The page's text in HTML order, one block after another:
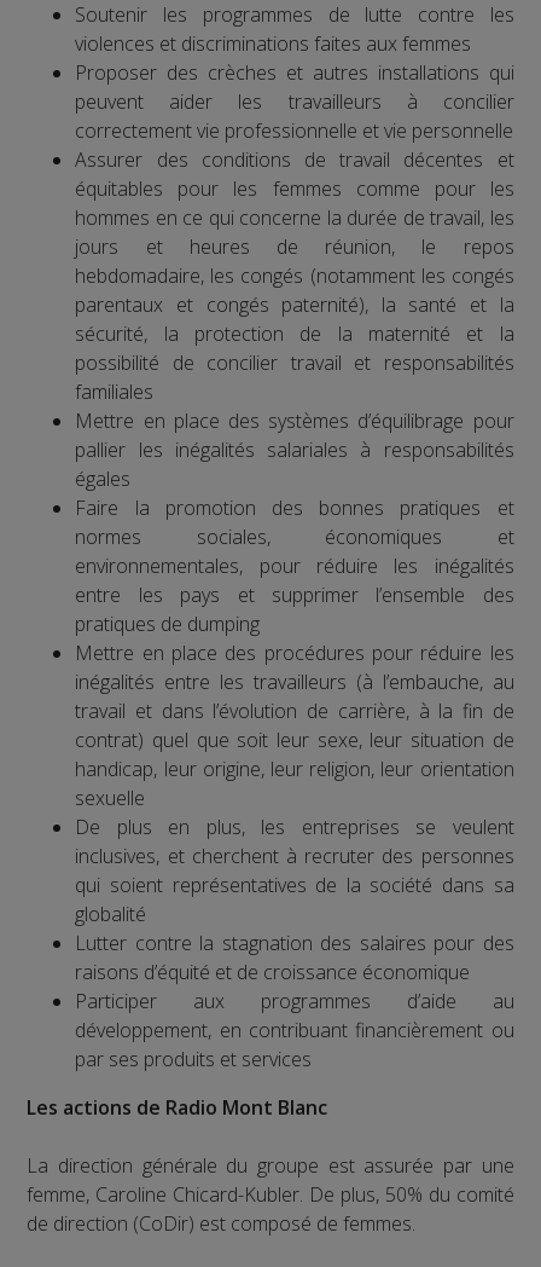
Soutenir les programmes de lutte contre les
violences et discriminations faites aux femmes
Proposer des crèches et autres installations qui
peuvent aider les travailleurs à concilier
correctement vie professionnelle et vie personnelle
Assurer des conditions de travail décentes et
équitables pour les femmes comme pour les
hommes en ce qui concerne la durée de travail, les
jours et heures de réunion, le repos
hebdomadaire, les congés (notamment les congés
parentaux et congés paternité), la santé et la
sécurité, la protection de la maternité et la
possibilité de concilier travail et responsabilités
familiales
Mettre en place des systèmes d’équilibrage pour
pallier les inégalités salariales à responsabilités
égales
Faire la promotion des bonnes pratiques et
normes sociales, économiques et
environnementales, pour réduire les inégalités
entre les pays et supprimer l’ensemble des
pratiques de dumping
Mettre en place des procédures pour réduire les
inégalités entre les travailleurs (à l’embauche, au
travail et dans l’évolution de carrière, à la fin de
contrat) quel que soit leur sexe, leur situation de
handicap, leur origine, leur religion, leur orientation
sexuelle
De plus en plus, les entreprises se veulent
inclusives, et cherchent à recruter des personnes
qui soient représentatives de la société dans sa
globalité
Lutter contre la stagnation des salaires pour des
raisons d’équité et de croissance économique
Participer aux programmes d’aide au
développement, en contribuant financièrement ou
par ses produits et services
Les actions de Radio Mont Blanc
La direction générale du groupe est assurée par une
femme, Caroline Chicard-Kubler. De plus, 50% du comité
de direction (CoDir) est composé de femmes.